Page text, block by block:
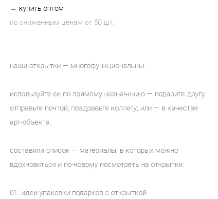
→ купить оптом
по сниженным ценам от 50 шт.
наши открытки — многофункциональны.
используйте ее по прямому назначению — подарите другу,
отправьте почтой, поздравьте коллегу; или — в качестве
арт-объекта.
составили список — материалы, в которых можно
вдохновиться и по-новому посмотреть на открытки.
01. идеи упаковки подарков с открыткой